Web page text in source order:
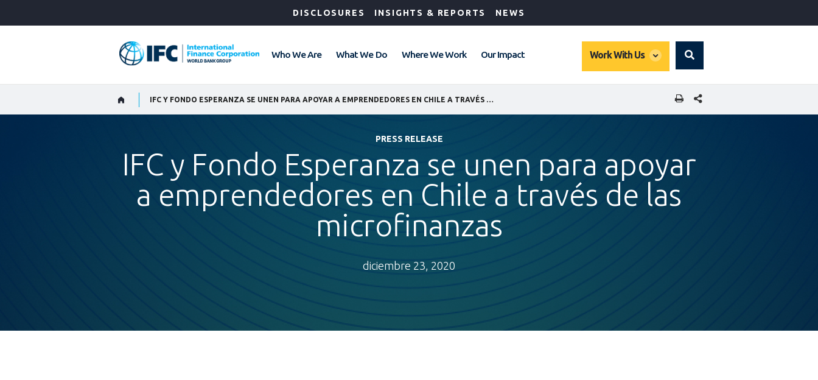
DISCLOSURES INSIGHTS & REPORTS NEWS
Who We Are What We Do Where We Work Our Impact Work With Us
global
Search
COMPARTIR ESTA PÁGINA
PRESS RELEASE
IFC y Fondo Esperanza se unen para apoyar
a emprendedores en Chile a través de las
microfinanzas
diciembre 23, 2020